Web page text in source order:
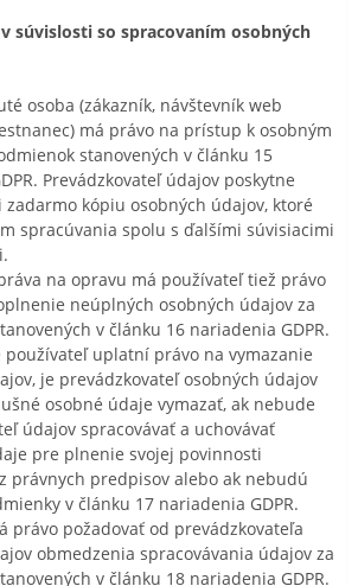
so spracovaním osobných
osoba (zákazník, návštevník web
má právo na prístup k osobným
stanovených v článku 15
Prevádzkovateľ údajov poskytne
zadarmo kópiu osobných údajov, ktoré
spracúvania spolu s ďalšími súvisiacimi
na opravu má používateľ tiež právo
neúplných osobných údajov za
v článku 16 nariadenia GDPR.
používateľ uplatní právo na vymazanie
je prevádzkovateľ osobných údajov
osobné údaje vymazať, ak nebude
údajov spracovávať a uchovávať
pre plnenie svojej povinnosti
právnych predpisov alebo ak nebudú
v článku 17 nariadenia GDPR.
právo požadovať od prevádzkovateľa
obmedzenia spracovávania údajov za
v článku 18 nariadenia GDPR.